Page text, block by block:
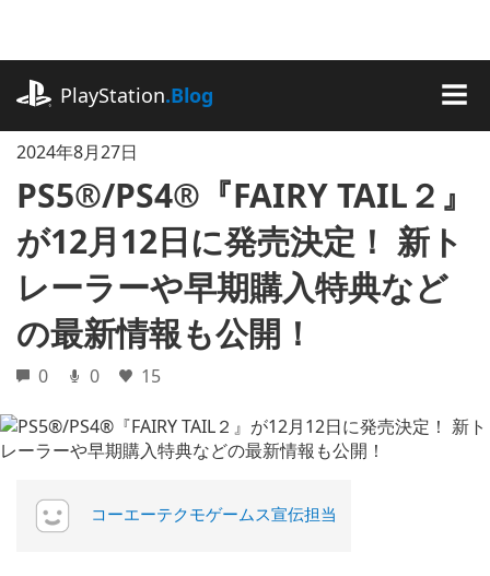
に
ッ
PlayStation.Blog
2024年8月27日
PS5®/PS4®『FAIRY TAIL２』
が12月12日に発売決定！ 新ト
レーラーや早期購入特典など
の最新情報も公開！
0 0 15
コーエーテクモゲームス宣伝担当